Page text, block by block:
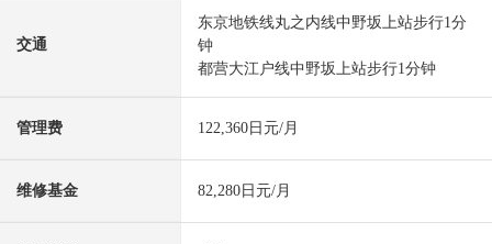
交通
东京地铁线丸之内线中野坂上站步行1分
钟
都营大江户线中野坂上站步行1分钟
管理费 122,360日元/月
维修基金 82,280日元/月